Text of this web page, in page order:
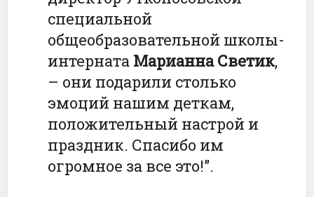
специальной
общеобразовательной школы-
интерната Марианна Светик,
– они подарили столько
эмоций нашим деткам,
положительный настрой и
праздник. Спасибо им
огромное за все это!”.